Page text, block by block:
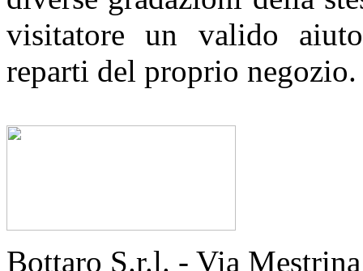
visitatore un valido
reparti del proprio negozio.
Bottaro S.r.l. - Via